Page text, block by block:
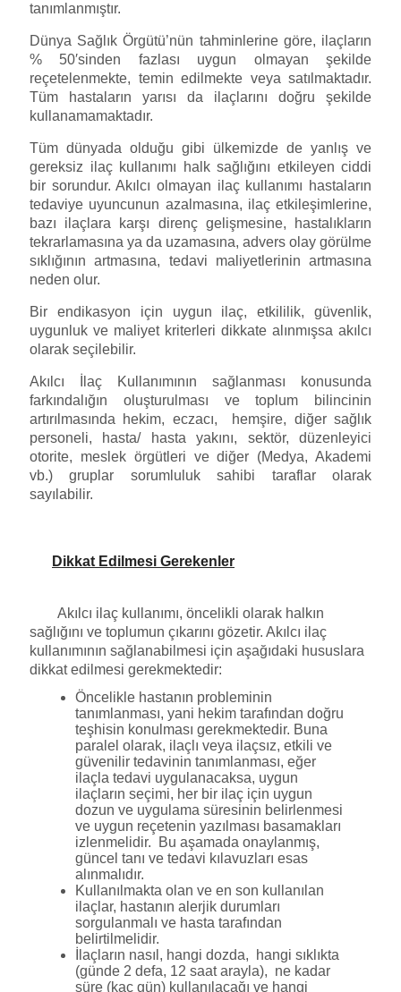
tanımlanmıştır.
Dünya Sağlık Örgütü’nün tahminlerine göre, ilaçların
% 50′sinden fazlası uygun olmayan şekilde
reçetelenmekte, temin edilmekte veya satılmaktadır.
Tüm hastaların yarısı da ilaçlarını doğru şekilde
kullanamamaktadır.
Tüm dünyada olduğu gibi ülkemizde de yanlış ve
gereksiz ilaç kullanımı halk sağlığını etkileyen ciddi
bir sorundur. Akılcı olmayan ilaç kullanımı hastaların
tedaviye uyuncunun azalmasına, ilaç etkileşimlerine,
bazı ilaçlara karşı direnç gelişmesine, hastalıkların
tekrarlamasına ya da uzamasına, advers olay görülme
sıklığının artmasına, tedavi maliyetlerinin artmasına
neden olur.
Bir endikasyon için uygun ilaç, etkililik, güvenlik,
uygunluk ve maliyet kriterleri dikkate alınmışsa akılcı
olarak seçilebilir.
Akılcı İlaç Kullanımının sağlanması konusunda
farkındalığın oluşturulması ve toplum bilincinin
artırılmasında hekim, eczacı, hemşire, diğer sağlık
personeli, hasta/ hasta yakını, sektör, düzenleyici
otorite, meslek örgütleri ve diğer (Medya, Akademi
vb.) gruplar sorumluluk sahibi taraflar olarak
sayılabilir.
Dikkat Edilmesi Gerekenler
Akılcı ilaç kullanımı, öncelikli olarak halkın
sağlığını ve toplumun çıkarını gözetir. Akılcı ilaç
kullanımının sağlanabilmesi için aşağıdaki hususlara
dikkat edilmesi gerekmektedir:
Öncelikle hastanın probleminin
tanımlanması, yani hekim tarafından doğru
teşhisin konulması gerekmektedir. Buna
paralel olarak, ilaçlı veya ilaçsız, etkili ve
güvenilir tedavinin tanımlanması, eğer
ilaçla tedavi uygulanacaksa, uygun
ilaçların seçimi, her bir ilaç için uygun
dozun ve uygulama süresinin belirlenmesi
ve uygun reçetenin yazılması basamakları
izlenmelidir. Bu aşamada onaylanmış,
güncel tanı ve tedavi kılavuzları esas
alınmalıdır.
Kullanılmakta olan ve en son kullanılan
ilaçlar, hastanın alerjik durumları
sorgulanmalı ve hasta tarafından
belirtilmelidir.
İlaçların nasıl, hangi dozda, hangi sıklıkta
(günde 2 defa, 12 saat arayla), ne kadar
süre (kaç gün) kullanılacağı ve hangi